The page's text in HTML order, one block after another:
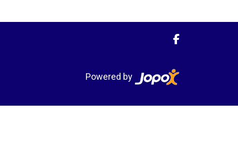
Powered by